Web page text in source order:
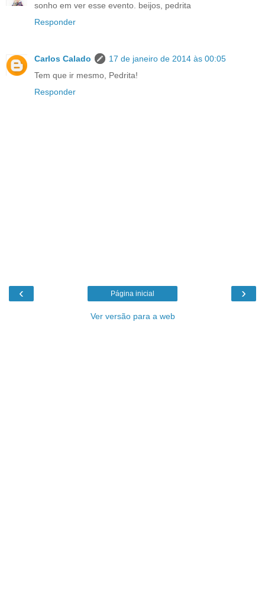
sonho em ver esse evento. beijos, pedrita
Responder
Carlos Calado
17 de janeiro de 2014 às 00:05
Tem que ir mesmo, Pedrita!
Responder
‹ ›
Página inicial
Ver versão para a web